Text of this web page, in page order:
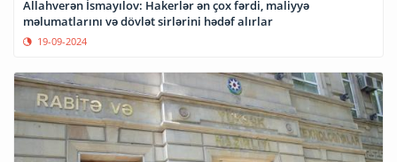
Allahverən İsmayılov: Hakerlər ən çox fərdi, maliyyə
məlumatlarını və dövlət sirlərini hədəf alırlar
19-09-2024